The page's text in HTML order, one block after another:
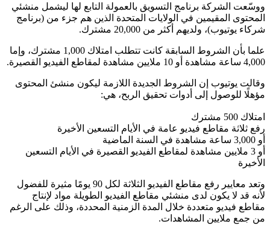
ووسّعت الشركة برنامج التسويق بالعمولة التابع لها ليشمل منشئي
المحتوى المقيمين في الولايات المتحدة الذين هم جزء من (برنامج
شركاء يوتيوب)، ولديهم أكثر من 20,000 مشترك.
علما بأن الشروط السابقة كانت تتطلب امتلاك 1,000 مشترك، وإما
4,000 ساعة مشاهدة أو 10 ملايين مشاهدة لمقاطع الفيديو القصيرة.
وقالت يوتيوب إن الشروط الجديدة اللازمة ليكون منشئ المحتوى
مؤهلًا للوصول إلى أدوات تحقيق الربح، هي:
امتلاك 500 مشترك
رفع ثلاثة مقاطع فيديو عامة في الأيام التسعين الأخيرة
أو 3,000 ساعة مشاهدة في السنة الماضية
أو 3 ملايين مشاهدة لمقاطع الفيديو القصيرة في الأيام التسعين
الأخيرة
وتعد معايير رفع مقاطع الفيديو الثلاثة لكل 90 يومًا مثيرة للفضول
لأنه قد لا يكون لدى منشئي مقاطع الفيديو الطويلة مواد لإنتاج
مقاطع فيديو متعددة خلال المدة الزمنية المحددة، وذلك على الرغم
من جمع ملايين المشاهدات.